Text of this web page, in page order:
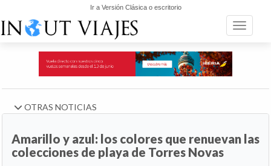
Ir a Versión Clásica o escritorio
Toggle
OTRAS NOTICIAS
Amarillo y azul: los colores que renuevan las
colecciones de playa de Torres Novas